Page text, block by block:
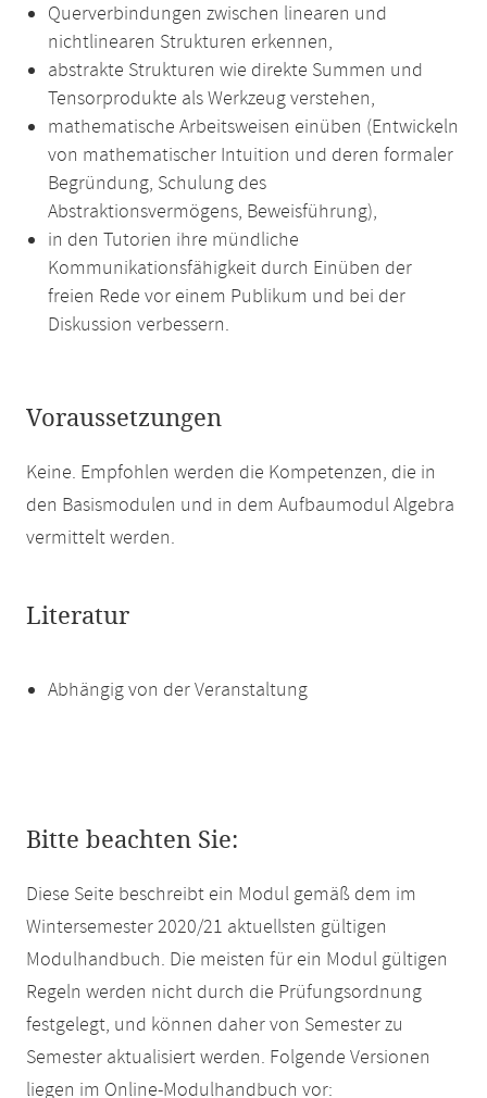
Querverbindungen zwischen linearen und
nichtlinearen Strukturen erkennen,
abstrakte Strukturen wie direkte Summen und
Tensorprodukte als Werkzeug verstehen,
mathematische Arbeitsweisen einüben (Entwickeln
von mathematischer Intuition und deren formaler
Begründung, Schulung des
Abstraktionsvermögens, Beweisführung),
in den Tutorien ihre mündliche
Kommunikationsfähigkeit durch Einüben der
freien Rede vor einem Publikum und bei der
Diskussion verbessern.
Voraussetzungen
Keine. Empfohlen werden die Kompetenzen, die in
den Basismodulen und in dem Aufbaumodul Algebra
vermittelt werden.
Literatur
Abhängig von der Veranstaltung
Bitte beachten Sie:
Diese Seite beschreibt ein Modul gemäß dem im
Wintersemester 2020/21 aktuellsten gültigen
Modulhandbuch. Die meisten für ein Modul gültigen
Regeln werden nicht durch die Prüfungsordnung
festgelegt, und können daher von Semester zu
Semester aktualisiert werden. Folgende Versionen
liegen im Online-Modulhandbuch vor: